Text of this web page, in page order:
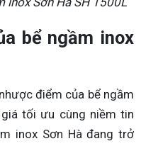
bể ngầm inox
điểm của bể ngầm
tối ưu cùng niềm tin
inox Sơn Hà đang trở